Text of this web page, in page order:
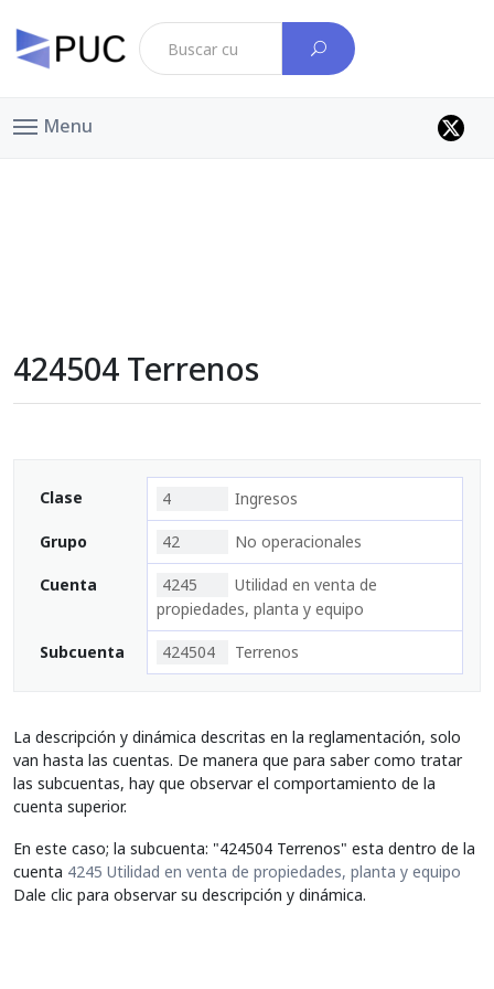
Menu
424504 Terrenos
Clase 4 Ingresos
Grupo 42 No operacionales
Cuenta 4245
Utilidad en venta de
propiedades, planta y equipo
Subcuenta 424504 Terrenos
La descripción y dinámica descritas en la reglamentación, solo
van hasta las cuentas. De manera que para saber como tratar
las subcuentas, hay que observar el comportamiento de la
cuenta superior.
En este caso; la subcuenta: "424504 Terrenos" esta dentro de la
cuenta 4245 Utilidad en venta de propiedades, planta y equipo
Dale clic para observar su descripción y dinámica.